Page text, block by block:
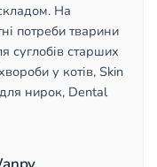
На
потреби тварини
суглобів старших
у котів, Skin
нирок, Dental